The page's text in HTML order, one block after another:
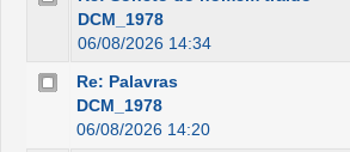
DCM_1978
06/08/2026 14:34
Re: Palavras
DCM_1978
06/08/2026 14:20